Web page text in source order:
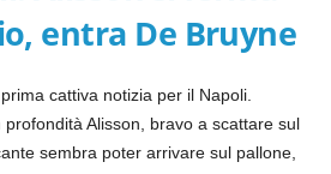
entra De Bruyne
cattiva notizia per il Napoli.
Alisson, bravo a scattare sul
sembra poter arrivare sul pallone,